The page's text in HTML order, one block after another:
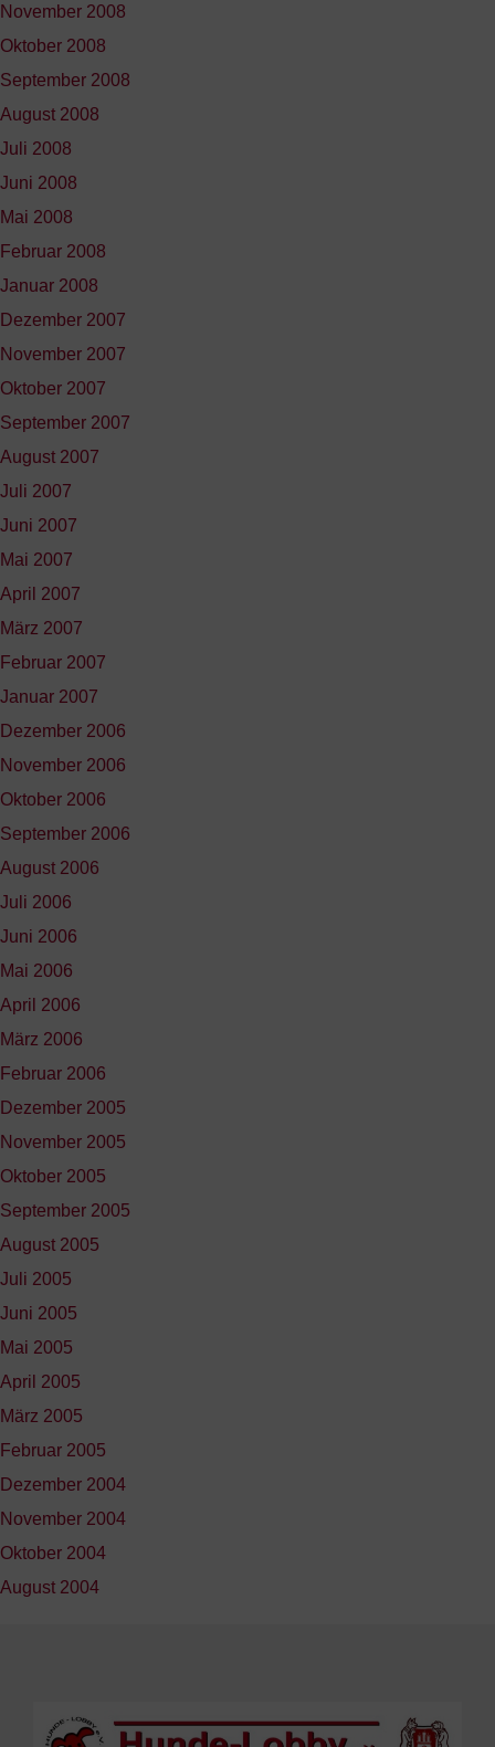
November 2008
Oktober 2008
September 2008
August 2008
Juli 2008
Juni 2008
Mai 2008
Februar 2008
Januar 2008
Dezember 2007
November 2007
Oktober 2007
September 2007
August 2007
Juli 2007
Juni 2007
Mai 2007
April 2007
März 2007
Februar 2007
Januar 2007
Dezember 2006
November 2006
Oktober 2006
September 2006
August 2006
Juli 2006
Juni 2006
Mai 2006
April 2006
März 2006
Februar 2006
Dezember 2005
November 2005
Oktober 2005
September 2005
August 2005
Juli 2005
Juni 2005
Mai 2005
April 2005
März 2005
Februar 2005
Dezember 2004
November 2004
Oktober 2004
August 2004